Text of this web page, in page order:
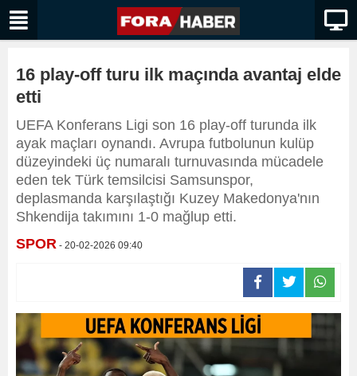
16 play-off turu ilk maçında avantaj elde
etti
UEFA Konferans Ligi son 16 play-off turunda ilk
ayak maçları oynandı. Avrupa futbolunun kulüp
düzeyindeki üç numaralı turnuvasında mücadele
eden tek Türk temsilcisi Samsunspor,
deplasmanda karşılaştığı Kuzey Makedonya'nın
Shkendija takımını 1-0 mağlup etti.
SPOR - 20-02-2026 09:40